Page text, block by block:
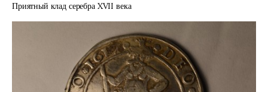
Приятный клад серебра XVII века